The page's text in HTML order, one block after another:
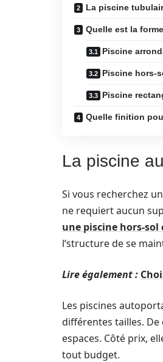
La piscine
Quelle est la
Piscine
Piscine hors-
Piscine
Quelle finition
La piscine
Si vous recherchez
ne requiert aucun
une piscine hors-sol
l’structure de se
Lire également :
Les piscines
différentes tailles.
espaces. Côté prix,
tout budget.